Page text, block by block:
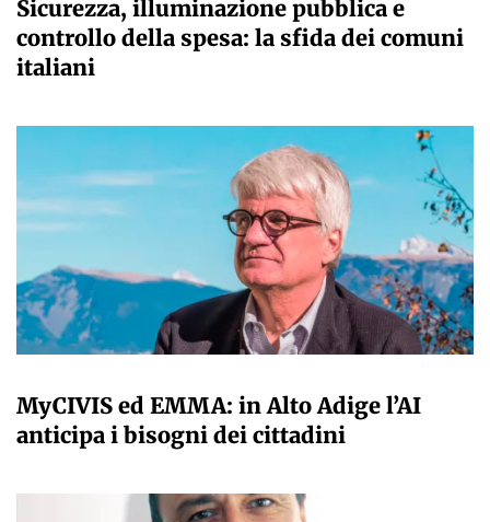
Sicurezza, illuminazione pubblica e
controllo della spesa: la sfida dei comuni
italiani
MyCIVIS ed EMMA: in Alto Adige l’AI
anticipa i bisogni dei cittadini